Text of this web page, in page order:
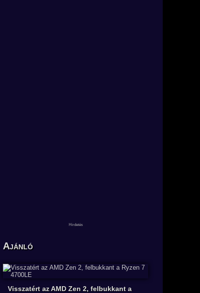
Ajánló
Visszatért az AMD Zen 2, felbukkant a